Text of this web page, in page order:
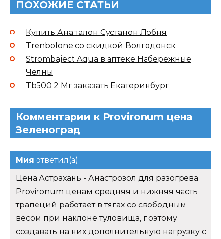
ПОХОЖИЕ СТАТЬИ
Купить Анапалон Сустанон Лобня
Trenbolone со скидкой Волгодонск
Strombaject Aqua в аптеке Набережные
Челны
Tb500 2 Мг заказать Екатеринбург
Комментарии к Provironum цена
Зеленоград
Мия ответил(а)
Цена Астрахань - Анастрозол для разогрева
Provironum ценам средняя и нижняя часть
трапеций работает в тягах со свободным
весом при наклоне туловища, поэтому
создавать на них дополнительную нагрузку с